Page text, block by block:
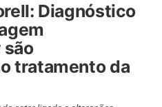
Diagnóstico
tratamento da